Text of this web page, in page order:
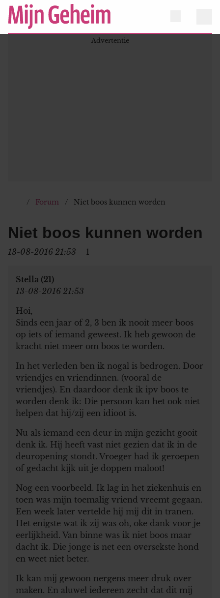
Forum Niet boos kunnen worden
Niet boos kunnen worden
13-08-2016 21:53 1
Stella (21)
13-08-2016 21:53
Hoi,
Sinds een jaar of 2, 3 ben ik nooit meer boos
op iets of iemand geweest. Ik heb gewoon de
kracht niet meer om boos te worden.
In het verleden ben ik nogal is bedrogen. Door
vriendjes en vriendinnen. (vooral de
vriendjes). En daardoor denk ik ipv boos te
worden denk ik: Die persoon kan het ook niet
helpen dat hij/zij een idioot is.
Nu als iemand een deur in mijn gezicht gooit
denk ik. Hij heeft vast niet gezien dat ik in de
deuropening stondt. Vroeger had ik geroepen
of gedacht kijk uit je doppen maloot!
Nog een voorbeeld. Ik lag in het ziekenhuis en
toen was mijn toemalig vriend vreemt gegaan.
Een week later vertelde hij mij dit in tranen.
Het enigste wat ik zij was oh, oke dank voor je
eerlijkheid. Van binne was ik niet boos maar
dacht ik. Die jonge is net een oversekste hond
en weet niet beter.
Ik kan mij gewoon nergens meer druk over
maken. En aluwel iedereen zecht dat dit mij